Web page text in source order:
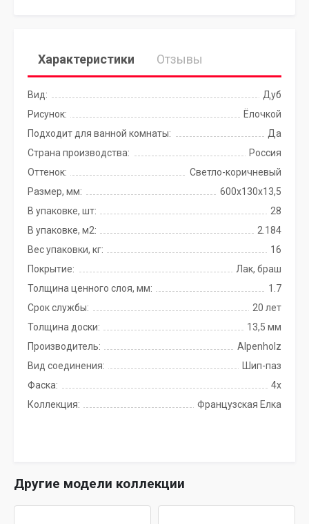
Характеристики Отзывы
Вид:
Дуб
Рисунок:
Ёлочкой
Подходит для ванной комнаты:
Да
Страна производства:
Россия
Оттенок:
Светло-коричневый
Размер, мм:
600х130х13,5
В упаковке, шт:
28
В упаковке, м2:
2.184
Вес упаковки, кг:
16
Покрытие:
Лак, браш
Толщина ценного слоя, мм:
1.7
Срок службы:
20 лет
Толщина доски:
13,5 мм
Производитель:
Alpenholz
Вид соединения:
Шип-паз
Фаска:
4x
Коллекция:
Французская Елка
Другие модели коллекции